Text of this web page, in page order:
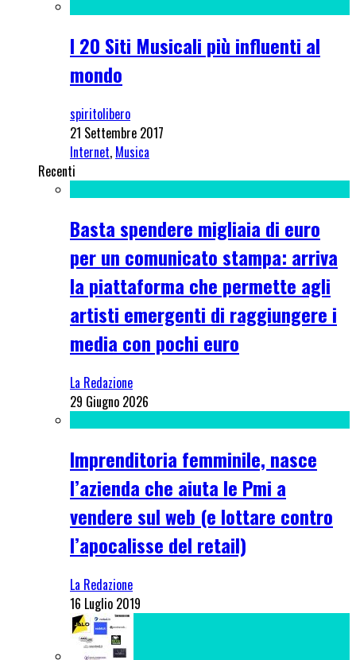
I 20 Siti Musicali più influenti al
mondo
spiritolibero
21 Settembre 2017
Internet, Musica
Recenti
Basta spendere migliaia di euro
per un comunicato stampa: arriva
la piattaforma che permette agli
artisti emergenti di raggiungere i
media con pochi euro
La Redazione
29 Giugno 2026
Imprenditoria femminile, nasce
l’azienda che aiuta le Pmi a
vendere sul web (e lottare contro
l’apocalisse del retail)
La Redazione
16 Luglio 2019